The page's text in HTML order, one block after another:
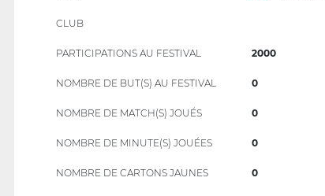
CLUB
PARTICIPATIONS AU FESTIVAL 2000
NOMBRE DE BUT(S) AU FESTIVAL 0
NOMBRE DE MATCH(S) JOUÉS 0
NOMBRE DE MINUTE(S) JOUÉES 0
NOMBRE DE CARTONS JAUNES 0